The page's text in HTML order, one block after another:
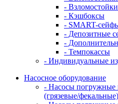
-
- Кэшбоксы
- SMART-
- Депозитные
-
- Темпокассы
- Индивидуальные
Насосное оборудование
- Насосы
(грязевые/фекальные)